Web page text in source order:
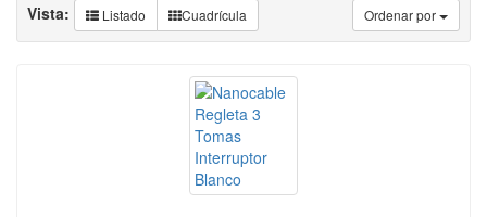
Ordenar por
Vista: Listado Cuadrícula